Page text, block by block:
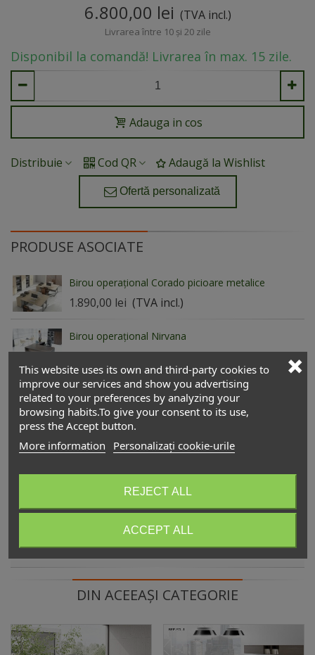
rotunjite și plăcute vederii. De asemenea, nici aici nu
avem restricții de formă, tipul de material, culoare sau
6.800,00 lei (TVA incl.)
Livrarea între 10 și 20 zile
Disponibil la comandă! Livrarea în max. 15 zile.
Adauga in cos
Distribuie Cod QR Adaugă la Wishlist
Ofertă personalizată
PRODUSE ASOCIATE
Birou operațional Corado picioare metalice
1.890,00 lei (TVA incl.)
Birou operațional Nirvana
1.980,00 lei (TVA incl.)
Birou operațional Aegis
900,00 lei (TVA incl.)
Birouri operaționale Silva
Descriere
DIN ACEEAȘI CATEGORIE
This website uses its own and third-party cookies to
improve our services and show you advertising
related to your preferences by analyzing your
browsing habits.To give your consent to its use,
press the Accept button.
More information
Personalizați cookie-urile
REJECT ALL
ACCEPT ALL